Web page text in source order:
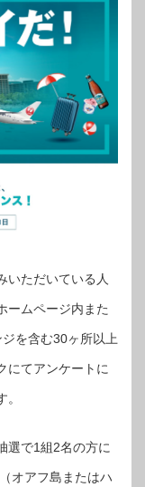
いただいている人
ームページ内また
を含む30ヶ所以上
にてアンケートに
選で1組2名の方に
オアフ島またはハ